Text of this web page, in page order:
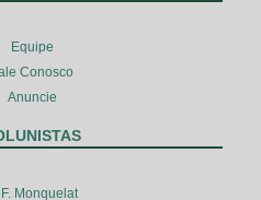
Equipe
Conosco
Anuncie
Monquelat